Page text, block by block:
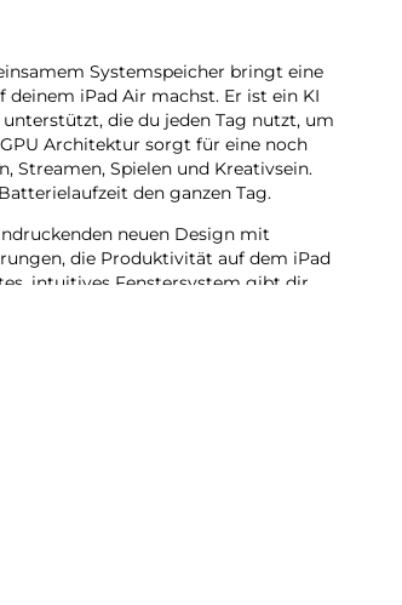
Systemspeicher bringt eine
deinem iPad Air machst. Er ist ein KI
die du jeden Tag nutzt, um
Archi­tektur sorgt für eine noch
Streamen, Spielen und Kreativ­sein.
den ganzen Tag.
neuen Design mit
die Produktivität auf dem iPad
intui­tives Fenstersystem gibt dir
kannst Pro Apps nutzen,